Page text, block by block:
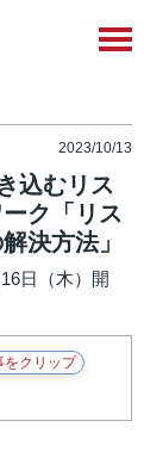
2023/10/13
込むリス
ク「リス
決方法」
日（木）開